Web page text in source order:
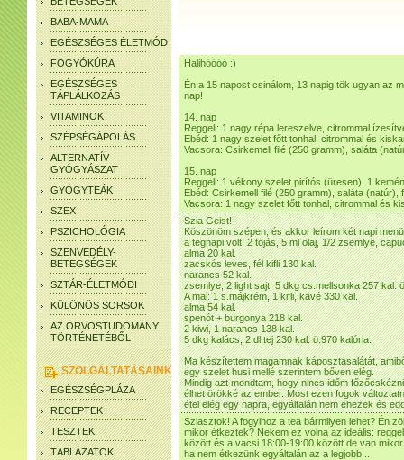
BABA-MAMA
EGÉSZSÉGES ÉLETMÓD
FOGYÓKÚRA
EGÉSZSÉGES
TÁPLÁLKOZÁS
VITAMINOK
SZÉPSÉGÁPOLÁS
ALTERNATÍV
GYÓGYÁSZAT
GYÓGYTEÁK
SZEX
PSZICHOLÓGIA
SZENVEDÉLY-
BETEGSÉGEK
SZTÁR-ÉLETMÓDI
KÜLÖNÖS SORSOK
AZ ORVOSTUDOMÁNY
TÖRTÉNETÉBŐL
SZOLGÁLTATÁSAINK
EGÉSZSÉGPLÁZA
RECEPTEK
TESZTEK
TÁBLÁZATOK
Halihóóóó :)
Én a 15 napost csinálom, 13 napig tök ugyan az
nap!
14. nap
Reggeli: 1 nagy répa lereszelve, citrommal
Ebéd: 1 nagy szelet főtt tonhal, citrommal és
Vacsora: Csirkemell filé (250 gramm), saláta
15. nap
Reggeli: 1 vékony szelet pirítós (üresen), 1
Ebéd: Csirkemell filé (250 gramm), saláta (natúr),
Vacsora: 1 nagy szelet főtt tonhal, citrommal és
Szia Geist!
Köszönöm szépen, és akkor leírom két napi
a tegnapi volt: 2 tojás, 5 ml olaj, 1/2 zsemlye,
alma 20 kal.
zacskós leves, fél kifli 130 kal.
narancs 52 kal.
zsemlye, 2 light sajt, 5 dkg cs.mellsonka 257 kal.
A mai: 1 s.májkrém, 1 kifli, kávé 330 kal.
alma 54 kal.
spenót + burgonya 218 kal.
2 kiwi, 1 narancs 138 kal.
5 dkg kalács, 2 dl tej 230 kal. ö:970 kalória.
Ma készítettem magamnak káposztasalátát,
egy szelet husi mellé szerintem bőven elég.
Mindig azt mondtam, hogy nincs időm
élhet örökké az ember. Most ezen fogok
étel elég egy napra, egyáltalán nem éhezek és
Sziasztok! A fogyihoz a tea bármilyen lehet? Én
mikor étkeztek? Nekem ez volna az ideális:
között és a vacsi 18:00-19:00 között de van
ha nem étkezünk egyáltalán az a legjobb...